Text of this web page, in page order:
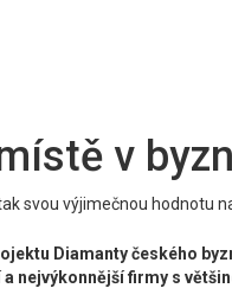
v
svou výjimečnou hodnotu
Diamanty českého
nejvýkonnější firmy s